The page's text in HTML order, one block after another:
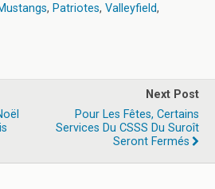
, Patriotes, Valleyfield,
Next Post
Pour Les Fêtes, Certains
Services Du CSSS Du Suroît
Seront Fermés